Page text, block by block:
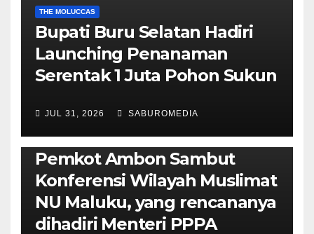
THE MOLUCCAS
Bupati Buru Selatan Hadiri
Launching Penanaman
Serentak 1 Juta Pohon Sukun
JUL 31, 2026 SABUROMEDIA
AMBON METRO JURNALISME AKTIVIS
POLITIK & PEMERINTAHAN
Pemkot Ambon Sambut
Konferensi Wilayah Muslimat
NU Maluku, yang rencananya
dihadiri Menteri PPPA